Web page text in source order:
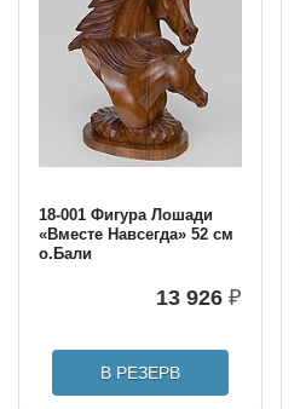
18-001 Фигура Лошади
«Вместе Навсегда» 52 см
о.Бали
13 926 ₽
В РЕЗЕРВ